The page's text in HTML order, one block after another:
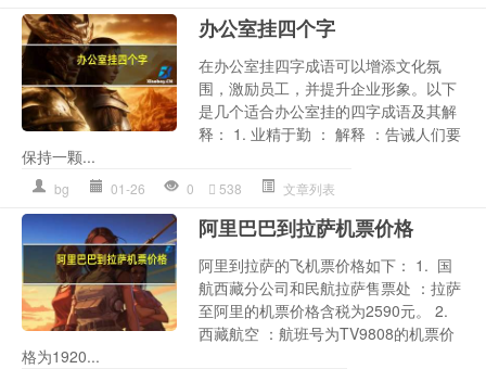
办公室挂四个字
在办公室挂四字成语可以增添文化氛
围，激励员工，并提升企业形象。以下
是几个适合办公室挂的四字成语及其解
释： 1. 业精于勤 ： 解释 ：告诫人们要
保持一颗...
bg 01-26 0 538 文章列表
阿里巴巴到拉萨机票价格
阿里到拉萨的飞机票价格如下： 1. 国
航西藏分公司和民航拉萨售票处 ：拉萨
至阿里的机票价格含税为2590元。 2.
西藏航空 ：航班号为TV9808的机票价
格为1920...